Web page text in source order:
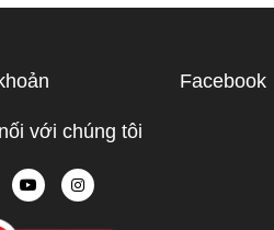
hợp
với chúng tôi
Facebook